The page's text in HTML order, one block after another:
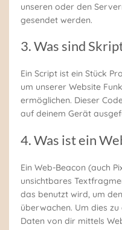
unseren oder den
gesendet werden.
3. Was sind
Ein Script ist ein Stück
um unserer Website
ermöglichen. Dieser
auf deinem Gerät
4. Was ist ein
Ein Web-Beacon (auch
unsichtbares
das benutzt wird, um
überwachen. Um dies
Daten von dir mittels